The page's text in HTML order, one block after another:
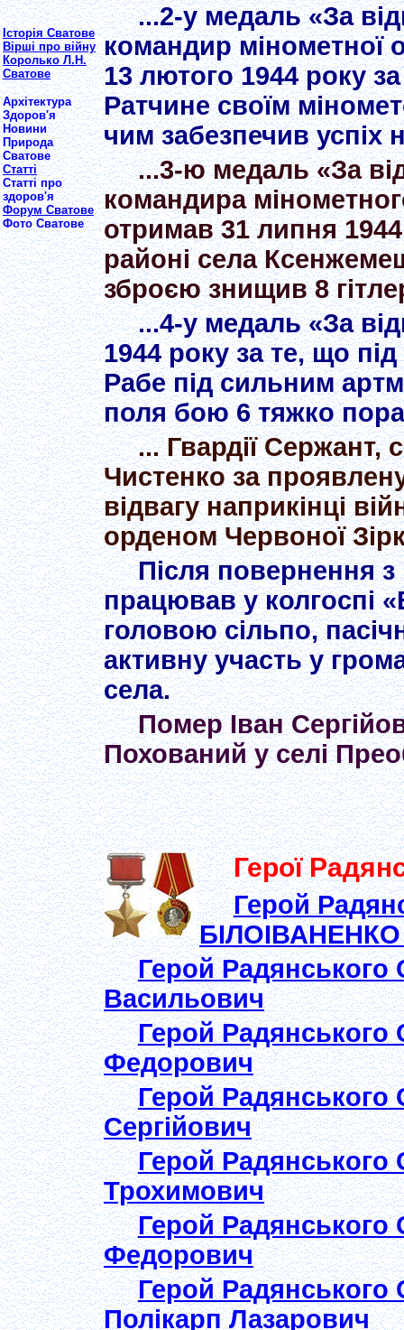
Історія Сватове
Вірші про війну
Королько Л.Н.
Сватове
Архітектура
Здоров'я
Новини
Природа
Сватове
Статті
Статті про
здоров'я
Форум Сватове
Фото Сватове
...2-у медаль «За
командир мінометної
13 лютого 1944 року
Ратчине своїм
чим забезпечив успіх
...3-ю медаль «За
командира
отримав 31 липня
районі села
зброєю знищив 8
...4-у медаль «За
1944 року за те, що
Рабе під сильним
поля бою 6 тяжко
... Гвардії Сержант,
Чистенко за
відвагу наприкінці
орденом Червоної
Після повернення з
працював у колгоспі
головою сільпо,
активну участь у
села.
Помер Іван
Похований у селі
Герої
Герой
БІЛОІВАНЕНКО
Герой
Васильович
Герой
Федорович
Герой
Сергійович
Герой
Трохимович
Герой
Федорович
Герой
Полікарп Лазарович